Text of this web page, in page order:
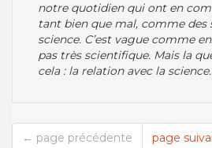
notre quotidien qui ont en
tant bien que mal, comme des
science. C’est vague comme
pas très scientifique. Mais la
cela : la relation avec la science.
← page précédente page